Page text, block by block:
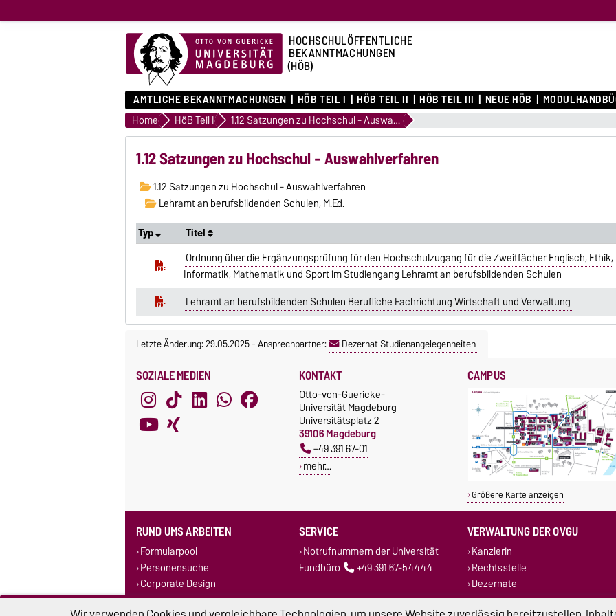
HOCHSCHULÖFFENTLICHE
BEKANNTMACHUNGEN
(HÖB)
AMTLICHE BEKANNTMACHUNGEN HÖB TEIL I HÖB TEIL II HÖB TEIL III NEUE HÖB
Home HöB Teil I 1.12 Satzungen zu Hochschul - Auswahlverfahren
1.12 Satzungen zu Hochschul - Auswahlverfahren
1.12 Satzungen zu Hochschul - Auswahlverfahren
Lehramt an berufsbildenden Schulen, M.Ed.
Typ
Titel
Ordnung über die Ergänzungsprüfung für den Hochschulzugang für die Zweitfächer Englisch, Ethik,
Informatik, Mathematik und Sport im Studiengang Lehramt an berufsbildenden Schulen
Lehramt an berufsbildenden Schulen Berufliche Fachrichtung Wirtschaft und Verwaltung
Letzte Änderung: 29.05.2025-Ansprechpartner: Dezernat Studienangelegenheiten
SOZIALE MEDIEN KONTAKT
Otto-von-Guericke-
Universität Magdeburg
Universitätsplatz 2
39106 Magdeburg
+49 391 67-01
mehr…
CAMPUS
Größere Karte anzeigen
RUND UMS ARBEITEN
Formularpool
Personensuche
Corporate Design
Stellenausschreibungen
SERVICE
Notrufnummern der Universität
Fundbüro
+49 391 67-54444
VERWALTUNG DER OVGU
Kanzlerin
Rechtsstelle
Dezernate